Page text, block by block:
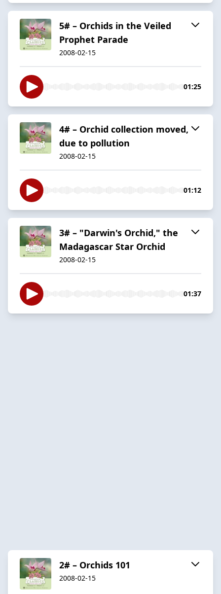
5# – Orchids in the Veiled
Prophet Parade
2008-02-15
01:25
4# – Orchid collection moved,
due to pollution
2008-02-15
01:12
3# – "Darwin's Orchid," the
Madagascar Star Orchid
2008-02-15
01:37
2# – Orchids 101
2008-02-15